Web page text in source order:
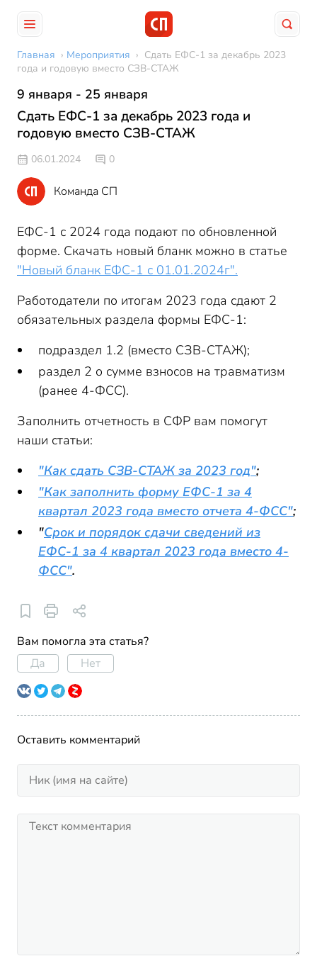
Главная › Мероприятия › Сдать ЕФС-1 за декабрь 2023
года и годовую вместо СЗВ-СТАЖ
9 января - 25 января
Сдать ЕФС-1 за декабрь 2023 года и
годовую вместо СЗВ-СТАЖ
06.01.2024 0
Команда СП
ЕФС-1 с 2024 года подают по обновленной
форме. Скачать новый бланк можно в статье
"Новый бланк ЕФС-1 с 01.01.2024г".
Работодатели по итогам 2023 года сдают 2
обязательных раздела формы ЕФС-1:
подраздел 1.2 (вместо СЗВ-СТАЖ);
раздел 2 о сумме взносов на травматизм
(ранее 4-ФСС).
Заполнить отчетность в СФР вам помогут
наши статьи:
"Как сдать СЗВ-СТАЖ за 2023 год";
"Как заполнить форму ЕФС-1 за 4
квартал 2023 года вместо отчета 4-ФСС";
"Срок и порядок сдачи сведений из
ЕФС-1 за 4 квартал 2023 года вместо 4-
ФСС".
Вам помогла эта статья?
Да
Нет
Оставить комментарий